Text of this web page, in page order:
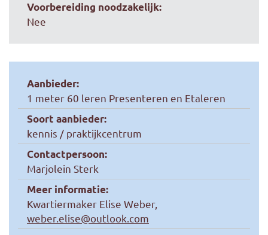
Voorbereiding noodzakelijk:
Nee
Aanbieder:
1 meter 60 leren Presenteren en Etaleren
Soort aanbieder:
kennis / praktijkcentrum
Contactpersoon:
Marjolein Sterk
Meer informatie:
Kwartiermaker Elise Weber,
weber.elise@outlook.com